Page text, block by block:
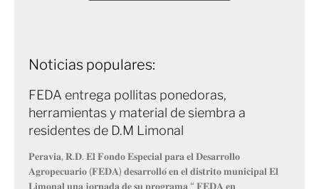
Noticias populares:
FEDA entrega pollitas ponedoras,
herramientas y material de siembra a
residentes de D.M Limonal
𝐏𝐞𝐫𝐚𝐯𝐢𝐚, 𝐑.𝐃. 𝐄𝐥 𝐅𝐨𝐧𝐝𝐨 𝐄𝐬𝐩𝐞𝐜𝐢𝐚𝐥 𝐩𝐚𝐫𝐚 𝐞𝐥 𝐃𝐞𝐬𝐚𝐫𝐫𝐨𝐥𝐥𝐨
𝐀𝐠𝐫𝐨𝐩𝐞𝐜𝐮𝐚𝐫𝐢𝐨 (𝐅𝐄𝐃𝐀) 𝐝𝐞𝐬𝐚𝐫𝐫𝐨𝐥𝐥𝐨́ 𝐞𝐧 𝐞𝐥 𝐝𝐢𝐬𝐭𝐫𝐢𝐭𝐨 𝐦𝐮𝐧𝐢𝐜𝐢𝐩𝐚𝐥 𝐄𝐥
𝐋𝐢𝐦𝐨𝐧𝐚𝐥 𝐮𝐧𝐚 𝐣𝐨𝐫𝐧𝐚𝐝𝐚 𝐝𝐞 𝐬𝐮 𝐩𝐫𝐨𝐠𝐫𝐚𝐦𝐚 “ 𝐅𝐄𝐃𝐀 𝐞𝐧